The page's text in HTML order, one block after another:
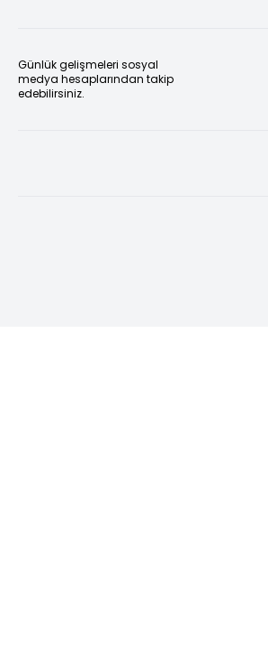
Günlük gelişmeleri sosyal
medya hesaplarından takip
edebilirsiniz.